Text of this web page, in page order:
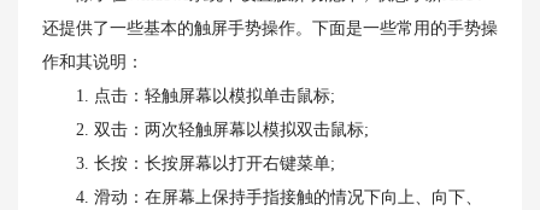
还提供了一些基本的触屏手势操作。下面是一些常用的手势操
作和其说明：
1. 点击：轻触屏幕以模拟单击鼠标;
2. 双击：两次轻触屏幕以模拟双击鼠标;
3. 长按：长按屏幕以打开右键菜单;
4. 滑动：在屏幕上保持手指接触的情况下向上、向下、